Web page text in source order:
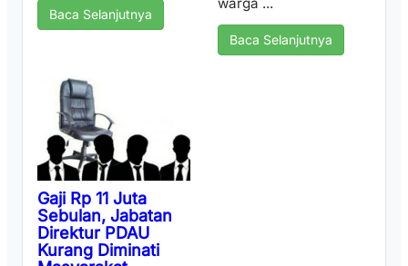
Baca Selanjutnya
Baca Selanjutnya
Gaji Rp 11 Juta
Sebulan, Jabatan
Direktur PDAU
Kurang Diminati